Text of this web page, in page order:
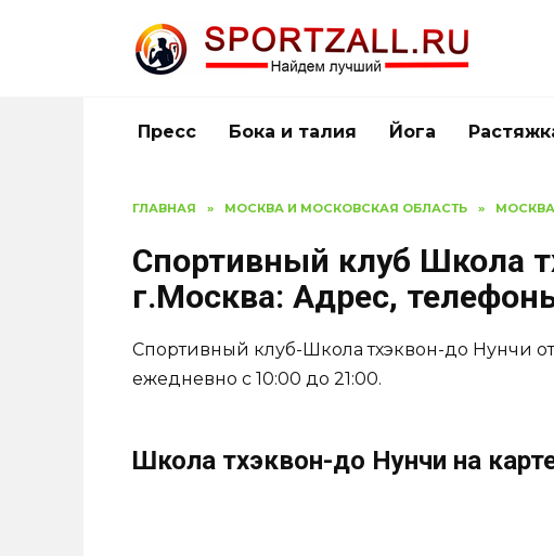
Пресс Бока и талия Йога
ГЛАВНАЯ » МОСКВА И МОСКОВСКАЯ ОБЛАСТЬ » МОСКВА
Спортивный клуб Школа
г.Москва: Адрес,
Спортивный клуб-Школа тхэквон-до Нунчи
ежедневно с 10:00 до 21:00.
Школа тхэквон-до Нунчи на